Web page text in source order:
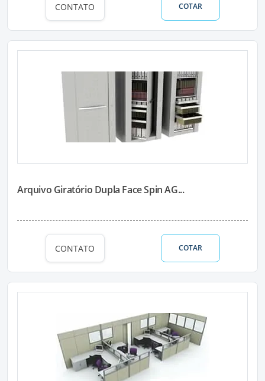
CONTATO COTAR
Arquivo Giratório Dupla Face Spin AG...
CONTATO COTAR